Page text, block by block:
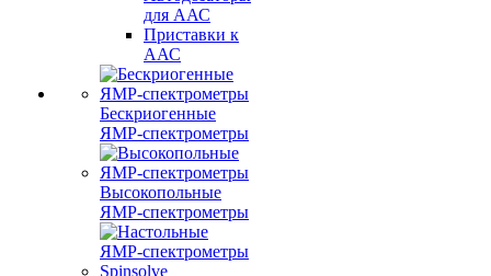
для ААС
Приставки к
ААС
Бескриогенные
ЯМР‑спектрометры
Высокопольные
ЯМР‑спектрометры